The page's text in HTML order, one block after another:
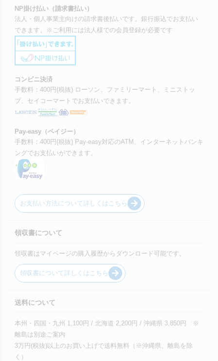
NP掛け払い（請求書払い）
法人・個人事業主向けの請求書後払いです。銀行振込でお支払い
できます。※ご利用には法人様での会員登録が必要です
コンビニ決済
手数料：400円(税抜) ローソン、ファミリーマート、ミニストッ
プ、セイコーマートでお支払いできます。
Pay-easy（ペイジー）
手数料：400円(税抜) Pay-easy対応のATM、インターネットバンキ
ングでお支払いができます。
お支払い方法について詳しくはこちら
領収書について
領収書はマイページの購入履歴からダウンロード可能です。
領収書について詳しくはこちら
送料について
本州・四国・九州 1,100円 / 北海道 2,200円 / 沖縄県 3,850円 ※
離島は別途ご案内
3万円(税抜)以上のお買い上げで送料無料（※沖縄県、離島を除
く）